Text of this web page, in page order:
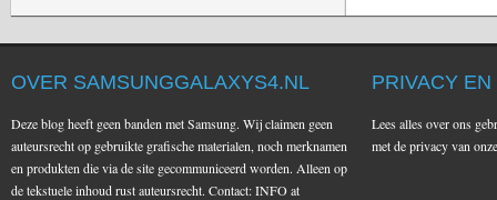
OVER SAMSUNGGALAXYS4.NL
Deze blog heeft geen banden met Samsung. Wij claimen geen
auteursrecht op gebruikte grafische materialen, noch merknamen
en produkten die via de site gecommuniceerd worden. Alleen op
de tekstuele inhoud rust auteursrecht. Contact: INFO at
PRIVACY
Lees alles over ons
met de privacy van